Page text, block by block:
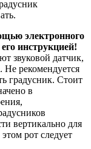
электронного
инструкцией!
звуковой датчик,
Не рекомендуется
градусник. Стоит
в
вертикально для
рот следует